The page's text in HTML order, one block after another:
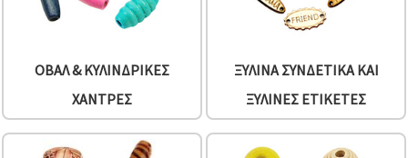
ΟΒΆΛ & ΚΥΛΙΝΔΡΙΚΈΣ
ΧΆΝΤΡΕΣ
ΞΎΛΙΝΑ ΣΥΝΔΕΤΙΚΆ ΚΑΙ
ΞΎΛΙΝΕΣ ΕΤΙΚΈΤΕΣ